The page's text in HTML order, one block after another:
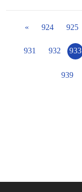
« 924 925
931 932 933
939